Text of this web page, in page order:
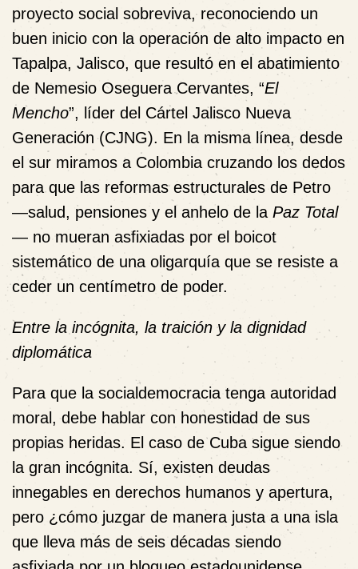
proyecto social sobreviva, reconociendo un
buen inicio con la operación de alto impacto en
Tapalpa, Jalisco, que resultó en el abatimiento
de Nemesio Oseguera Cervantes, “El
Mencho”, líder del Cártel Jalisco Nueva
Generación (CJNG). En la misma línea, desde
el sur miramos a Colombia cruzando los dedos
para que las reformas estructurales de Petro
—salud, pensiones y el anhelo de la Paz Total
— no mueran asfixiadas por el boicot
sistemático de una oligarquía que se resiste a
ceder un centímetro de poder.
Entre la incógnita, la traición y la dignidad
diplomática
Para que la socialdemocracia tenga autoridad
moral, debe hablar con honestidad de sus
propias heridas. El caso de Cuba sigue siendo
la gran incógnita. Sí, existen deudas
innegables en derechos humanos y apertura,
pero ¿cómo juzgar de manera justa a una isla
que lleva más de seis décadas siendo